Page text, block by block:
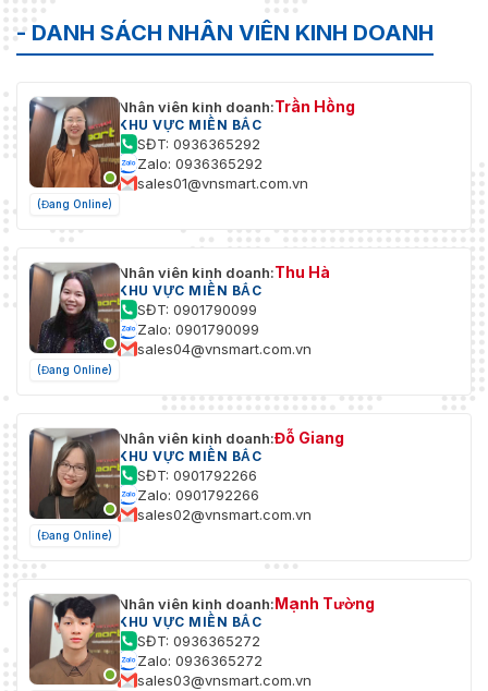
- DANH SÁCH NHÂN VIÊN KINH DOANH
(Đang Online)
Nhân viên kinh doanh:Trần Hồng
KHU VỰC MIỀN BẮC
SĐT: 0936365292
Zalo: 0936365292
sales01@vnsmart.com.vn
(Đang Online)
Nhân viên kinh doanh:Thu Hà
KHU VỰC MIỀN BẮC
SĐT: 0901790099
Zalo: 0901790099
sales04@vnsmart.com.vn
(Đang Online)
Nhân viên kinh doanh:Đỗ Giang
KHU VỰC MIỀN BẮC
SĐT: 0901792266
Zalo: 0901792266
sales02@vnsmart.com.vn
Nhân viên kinh doanh:Mạnh Tường
KHU VỰC MIỀN BẮC
SĐT: 0936365272
Zalo: 0936365272
sales03@vnsmart.com.vn